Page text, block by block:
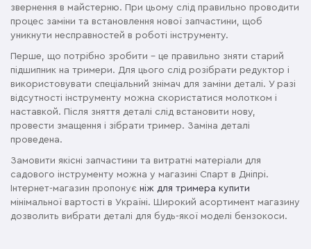
звернення в майстерню. При цьому слід правильно проводити
процес заміни та встановлення нової запчастини, щоб
уникнути несправностей в роботі інструменту.
Перше, що потрібно зробити – це правильно зняти старий
підшипник на тримери. Для цього слід розібрати редуктор і
використовувати спеціальний знімач для заміни деталі. У разі
відсутності інструменту можна скористатися молотком і
наставкой. Після зняття деталі слід встановити нову,
провести змащення і зібрати тример. Заміна деталі
проведена.
Замовити якісні запчастини та витратні матеріали для
садового інструменту можна у магазині Спарт в Дніпрі.
Інтернет-магазин пропонує ніж для тримера купити
мінімальної вартості в Україні. Широкий асортимент магазину
дозволить вибрати деталі для будь-якої моделі бензокоси.